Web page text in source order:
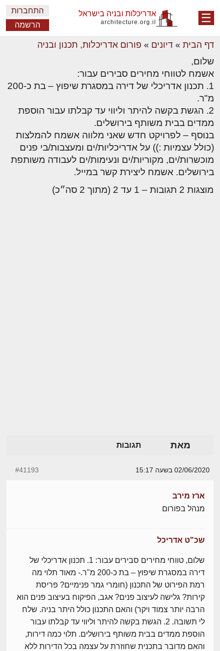
☰ אדריכלות ובניה בישראל
architecture.org.il
התחברות
הרשמה
דף הבית » דיונים » פורום אדריכלות, תכנון ובניה
שלום,
אשמח לטווחי מחירים סבירים עבור:
1. תכנון אדריכלי של דירה במסגרת שיפוץ – בת כ-200
מ"ר.
2. הגשת בקשה להיתר וליווי עד קבלתו עבור הוספת
ממדים בבית משותף בירושלים.
בנוסף – לפרויקט חדש שאני מלווה אשמח להמלצות
(כולל עצמיות :)) על אדריכליות/ים ומעצבות/בי פנים
מוכשרות/ים, מקוריות/ים ונעימות/ים לעבודה משותפת
בירושלים. אשמח ליצירת קשר במייל.
מוצגות 2 תגובות – 1 עד 2 (מתוך 2 סה״כ)
מאת תגובות
02/06/2020 בשעה 15:17 #41193
ארז מירב
מנהל בפורום
שכ"ט אדריכל
שלום, טווחי מחירים סבירים עבור: 1. תכנון אדריכלי של
דירה במסגרת שיפוץ – בת כ-200 מ"ר.- מאוד תלוי מה
רמת הפירוט של התכנון (חומרי גמר פנימיים? פריסת
קירות? גלישה לעיצוב פנים? אגב, הפיקוח בעיצוב פנים הוא
הרבה יותר צמוד ויקר) והאם התכנון כולל היתר בניה. שלח
לי תשובה. 2. הגשת בקשה להיתר וליווי עד קבלתו עבור
הוספת ממדים בבית משותף בירושלים. תלוי כמה דירות,
והאם מדובר בתכנית שחוזרת על עצמה בכל הדירות ללא